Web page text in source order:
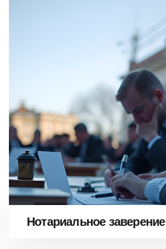
Нотариальное заверение